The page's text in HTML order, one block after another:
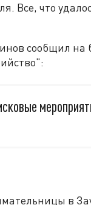
Все, что
сообщил на
в